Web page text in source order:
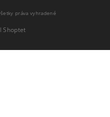
práva vyhradené
Shoptet